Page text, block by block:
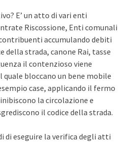
E’ un atto di vari enti
Riscossione, Enti comunali
accumulando debiti
della strada, canone Rai, tasse
il contenzioso viene
bloccano un bene mobile
case, applicando il fermo
la circolazione e
il codice della strada.
di eseguire la verifica degli atti